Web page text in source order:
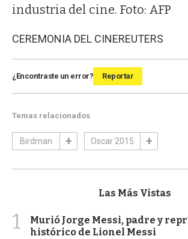
industria del cine. Foto: AFP
CEREMONIA DEL CINEREUTERS
¿Encontraste un error? Reportar
Temas relacionados
Birdman Oscar 2015
Las Más Vistas
1
Murió Jorge Messi, padre y
histórico de Lionel Messi